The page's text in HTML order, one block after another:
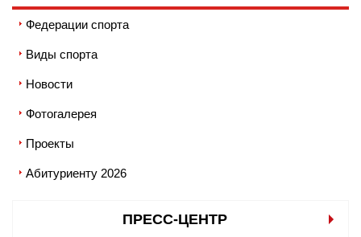
Федерации спорта
Виды спорта
Новости
Фотогалерея
Проекты
Абитуриенту 2026
ПРЕСС-ЦЕНТР